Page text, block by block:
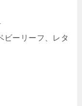
ビーリーフ、レタ